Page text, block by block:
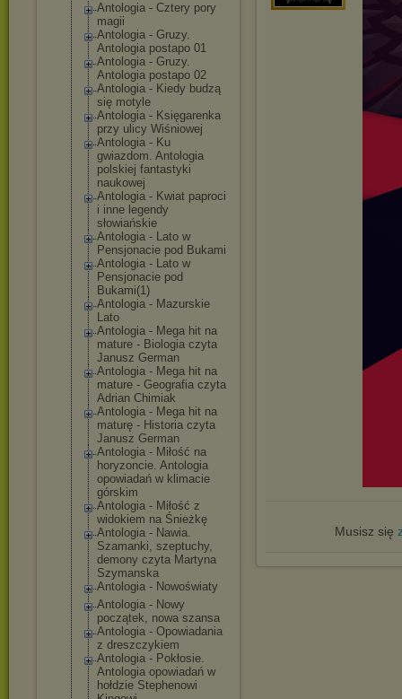
Antologia - Cztery pory
magii
Antologia - Gruzy.
Antologia postapo 01
Antologia - Gruzy.
Antologia postapo 02
Antologia - Kiedy budzą
się motyle
Antologia - Księgarenka
przy ulicy Wiśniowej
Antologia - Ku
gwiazdom. Antologia
polskiej fantastyki
naukowej
Antologia - Kwiat paproci
i inne legendy
słowiańskie
Antologia - Lato w
Pensjonacie pod Bukami
Antologia - Lato w
Pensjonacie pod
Bukami(1)
Antologia - Mazurskie
Lato
Antologia - Mega hit na
mature - Biologia czyta
Janusz German
Antologia - Mega hit na
mature - Geografia czyta
Adrian Chimiak
Antologia - Mega hit na
maturę - Historia czyta
Janusz German
Antologia - Miłość na
horyzoncie. Antologia
opowiadań w klimacie
górskim
Antologia - Miłość z
widokiem na Śnieżkę
Antologia - Nawia.
Szamanki, szeptuchy,
demony czyta Martyna
Szymanska
Antologia - Nowoświaty
Antologia - Nowy
początek, nowa szansa
Antologia - Opowiadania
z dreszczykiem
Antologia - Pokłosie.
Antologia opowiadań w
hołdzie Stephenowi
Musisz się